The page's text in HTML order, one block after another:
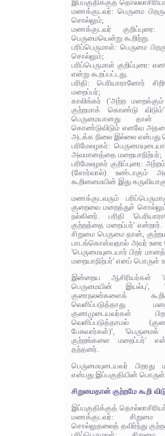
இப்பகுதிக்குத்
மணக்குடவர்: பெருமை
சொல்லும்;
மணக்குடவர்
பெருமையென்று கூறிற்று.
பரிப்பெருமாள்: பெருமை
சொல்லும்;
பரிப்பெருமாள் குறிப்புரை:
என்று கூறப்பட்டது.
பரிதி: பெரியாரானோர்
மறைப்பர்;
காலிங்கர் ('அற்ற
குற்றமாக் கொண்டு
பெருமையானது தான்
கொண்டுவிடும் எனவே
அடக்க நிலை இல்லை என்பது
பரிமேலழகர்:
அவமானத்தை மறையாநிற்பர்;
பரிமேலழகர் குறிப்புரை:
(சோர்வால்) உண்டாகும்
கூறினமையின் இது
மணக்குடவரும்
குறைவை மறைத்துச்
நல்கினர். பரிதி
குற்றத்தை மறைப்பர்'
சிறுமை பெருமை தான்,
பாடங்கொள்வதால் அவர் உரை
'பெருமையுடையார் பிறர்
மறையாநிற்பர்' எனப் பொருள்
இன்றைய ஆசிரியர்கள்
பெருமையின் இயல்பு',
குணநலன்களைக்
வெளிப்படுத்தாது
குணமுடையவர்கள்
வெளிப்படுத்தாமல்
பேசுவார்கள்)',
குற்றங்களை மறைப்பர்'
தந்தனர்.
பெருமையுடையவர்
என்பது இப்பகுதியின்
சிறுமைதான் குற்றமே கூறி
இப்பகுதிக்குத்
மணக்குடவர்:
சொல்லுதலைத் தவிர்ந்து